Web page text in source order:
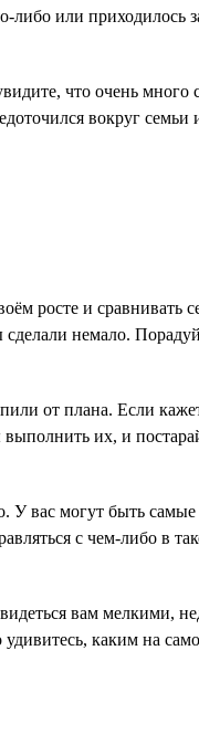
или приходилось
что очень много
вокруг
росте и сравнивать
немало.
от плана. Если
их, и
У вас могут быть
с чем-либо в
вам мелкими,
каким на